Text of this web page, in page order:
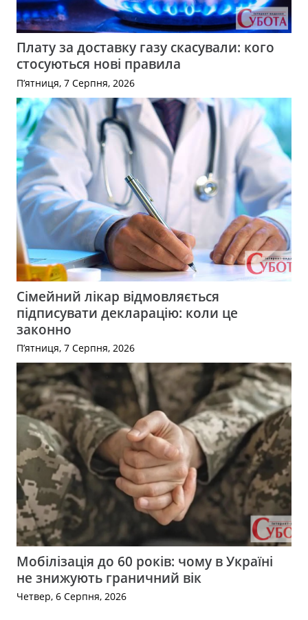
Плату за доставку газу скасували: кого
стосуються нові правила
П’ятниця, 7 Серпня, 2026
Сімейний лікар відмовляється
підписувати декларацію: коли це
законно
П’ятниця, 7 Серпня, 2026
Мобілізація до 60 років: чому в Україні
не знижують граничний вік
Четвер, 6 Серпня, 2026